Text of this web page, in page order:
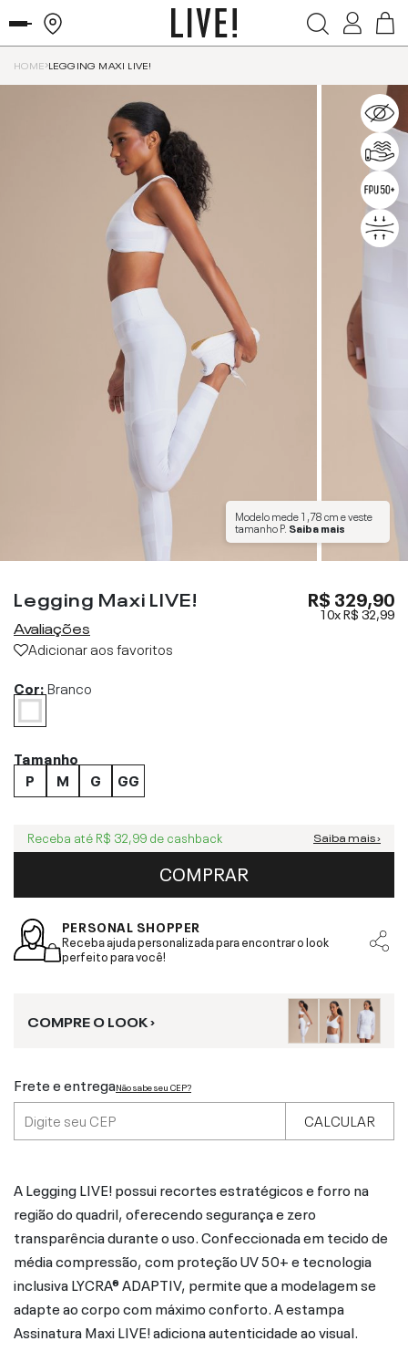
HOME LEGGING MAXI LIVE!
Modelo mede1,78 cme veste
tamanhoP. Saiba mais
Legging Maxi LIVE!
Avaliações
Adicionar aos favoritos
R$ 329,90
10xR$ 32,99
Cor:Branco
Tamanho
P
M G GG
Receba até R$ 32,99 de cashback Saiba mais ›
COMPRAR
PERSONAL SHOPPER
Receba ajuda personalizada para encontrar o look
perfeito para você!
COMPRE O LOOK ›
Frete e entregaNão sabe seu CEP?
CALCULAR
A Legging LIVE! possui recortes estratégicos e forro na
região do quadril, oferecendo segurança e zero
transparência durante o uso. Confeccionada em tecido de
média compressão, com proteção UV 50+ e tecnologia
inclusiva LYCRA® ADAPTIV, permite que a modelagem se
adapte ao corpo com máximo conforto. A estampa
Assinatura Maxi LIVE! adiciona autenticidade ao visual.